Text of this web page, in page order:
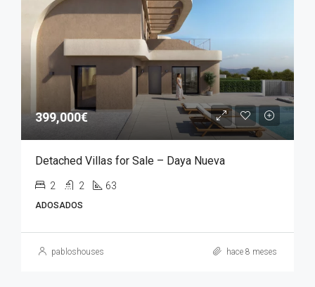
399,000€
Detached Villas for Sale – Daya Nueva
2 2 63
ADOSADOS
pabloshouses hace 8 meses